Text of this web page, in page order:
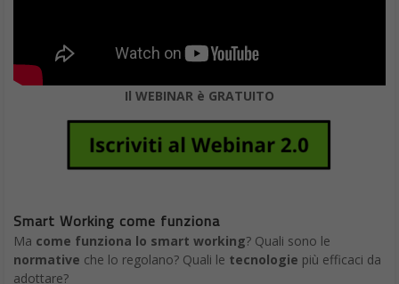
Il WEBINAR è GRATUITO
Smart Working come funziona
Ma come funziona lo smart working? Quali sono le
normative che lo regolano? Quali le tecnologie più efficaci da
adottare?